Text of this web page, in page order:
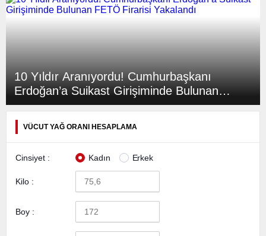
10 Yıldır Aranıyordu! Cumhurbaşkanı
Erdoğan’a Suikast Girişiminde Bulunan
FETÖ Firarisi Yakalandı
VÜCUT YAĞ ORANI HESAPLAMA
Cinsiyet : Kadın Erkek
Kilo :
Boy :